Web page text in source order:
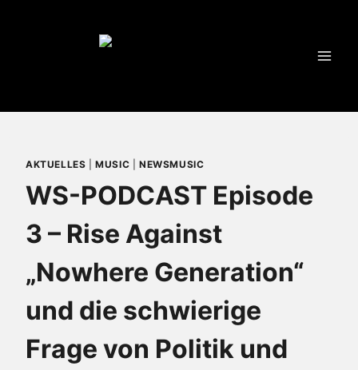
AKTUELLES |MUSIC NEWSMUSIC
WS-PODCAST Episode
3 – Rise Against
„Nowhere Generation“
und die schwierige
Frage von Politik und